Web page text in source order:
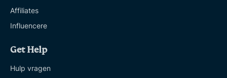
Affiliates
Influencere
Get Help
Hulp vragen